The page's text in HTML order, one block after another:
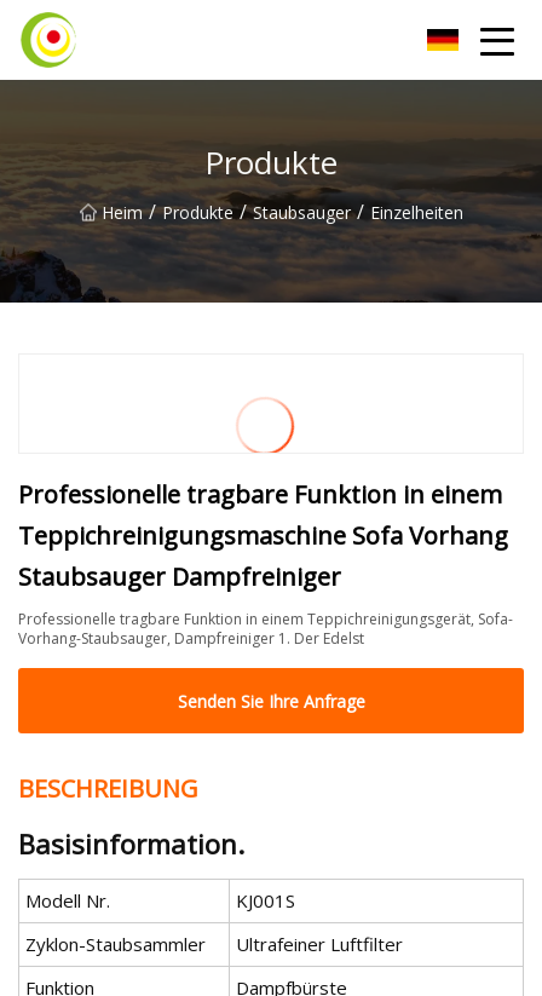
Produkte
Heim / Produkte / Staubsauger / Einzelheiten
Professionelle tragbare Funktion in einem
Teppichreinigungsmaschine Sofa Vorhang
Staubsauger Dampfreiniger
Professionelle tragbare Funktion in einem Teppichreinigungsgerät, Sofa-
Vorhang-Staubsauger, Dampfreiniger 1. Der Edelst
Senden Sie Ihre Anfrage
BESCHREIBUNG
Basisinformation.
Modell Nr.
KJ001S
Zyklon-Staubsammler
Ultrafeiner Luftfilter
Funktion
Dampfbürste